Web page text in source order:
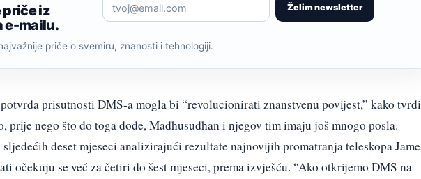
priče iz
e-mailu.
Želim newsletter
priče o svemiru, znanosti i tehnologiji.
prisutnosti DMS-a mogla bi “revolucionirati znanstvenu povijest,” kako tvrdi
prije nego što do toga dođe, Madhusudhan i njegov tim imaju još mnogo posla.
deset mjeseci analizirajući rezultate najnovijih promatranja teleskopa
očekuju se već za četiri do šest mjeseci, prema izvješću. “Ako otkrijemo DMS na